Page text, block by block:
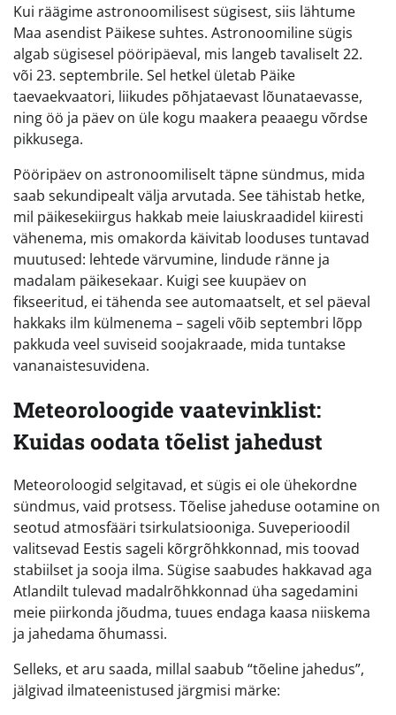
Kui räägime astronoomilisest sügisest, siis lähtume
Maa asendist Päikese suhtes. Astronoomiline sügis
algab sügisesel pööripäeval, mis langeb tavaliselt 22.
või 23. septembrile. Sel hetkel ületab Päike
taevaekvaatori, liikudes põhjataevast lõunataevasse,
ning öö ja päev on üle kogu maakera peaaegu võrdse
pikkusega.
Pööripäev on astronoomiliselt täpne sündmus, mida
saab sekundipealt välja arvutada. See tähistab hetke,
mil päikesekiirgus hakkab meie laiuskraadidel kiiresti
vähenema, mis omakorda käivitab looduses tuntavad
muutused: lehtede värvumine, lindude ränne ja
madalam päikesekaar. Kuigi see kuupäev on
fikseeritud, ei tähenda see automaatselt, et sel päeval
hakkaks ilm külmenema – sageli võib septembri lõpp
pakkuda veel suviseid soojakraade, mida tuntakse
vananaistesuvidena.
Meteoroloogide vaatevinklist:
Kuidas oodata tõelist jahedust
Meteoroloogid selgitavad, et sügis ei ole ühekordne
sündmus, vaid protsess. Tõelise jaheduse ootamine on
seotud atmosfääri tsirkulatsiooniga. Suveperioodil
valitsevad Eestis sageli kõrgrõhkkonnad, mis toovad
stabiilset ja sooja ilma. Sügise saabudes hakkavad aga
Atlandilt tulevad madalrõhkkonnad üha sagedamini
meie piirkonda jõudma, tuues endaga kaasa niiskema
ja jahedama õhumassi.
Selleks, et aru saada, millal saabub “tõeline jahedus”,
jälgivad ilmateenistused järgmisi märke: